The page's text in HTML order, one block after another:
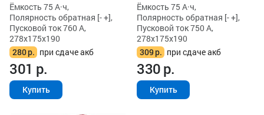
Ёмкость 75 А·ч,
Полярность обратная [- +],
Пусковой ток 760 А,
278x175x190
280р. при сдаче акб
301 р.
Купить
Ёмкость 75 А·ч,
Полярность обратная [- +],
Пусковой ток 750 А,
278x175x190
309р. при сдаче акб
330р.
Купить